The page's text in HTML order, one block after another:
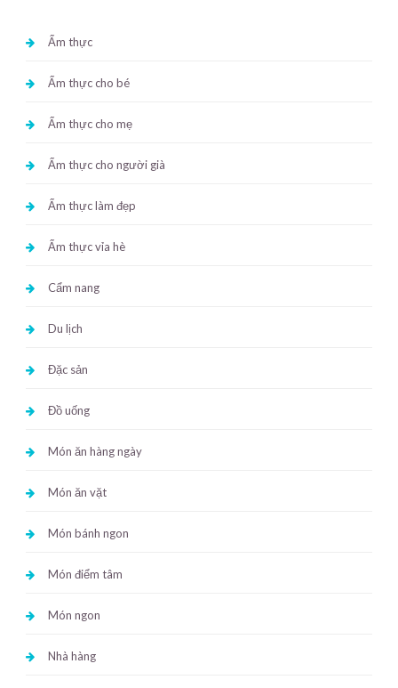
Ẩm thực
Ẩm thực cho bé
Ẩm thực cho mẹ
Ẩm thực cho người già
Ẩm thực làm đẹp
Ẩm thực vỉa hè
Cẩm nang
Du lịch
Đặc sản
Đồ uống
Món ăn hàng ngày
Món ăn vặt
Món bánh ngon
Món điểm tâm
Món ngon
Nhà hàng